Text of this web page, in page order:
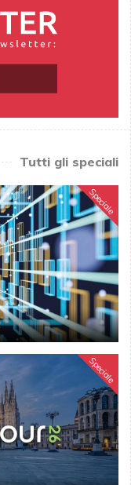
Tutti gli speciali
Speciale
Speciale